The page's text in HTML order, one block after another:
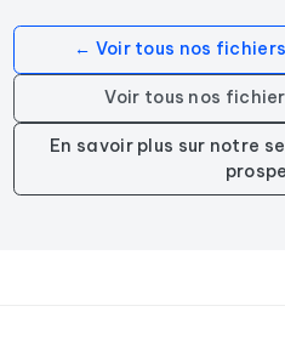
← Voir tous nos
Voir tous nos
En savoir plus sur notre